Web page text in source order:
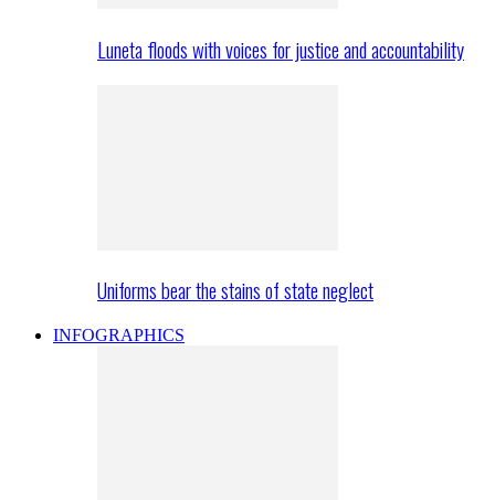
Luneta floods with voices for justice and accountability
Uniforms bear the stains of state neglect
INFOGRAPHICS